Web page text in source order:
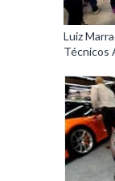
Luiz
Técnicos